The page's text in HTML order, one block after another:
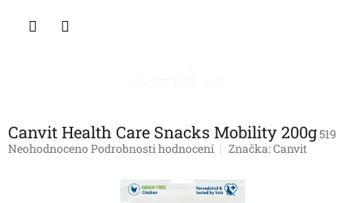
Canvit Health Care Snacks Mobility 200g519
Průměrné
Neohodnoceno Podrobnosti hodnocení Značka:Canvit